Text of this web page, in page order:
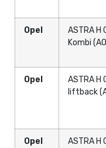
Opel
ASTRA H
Kombi
Opel
ASTRA H
liftback
Opel
ASTRA H